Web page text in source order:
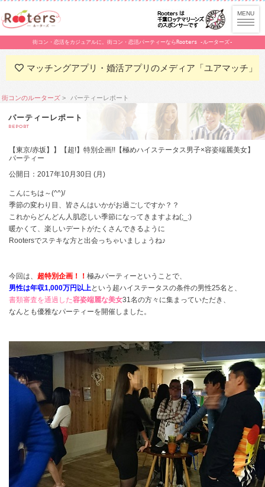
街コン・恋活をカジュアルに。街コン・恋活パーティーならRooters -ルーターズ-
マッチングアプリ・婚活アプリのメディア「ユアマッチ」
街コンのルーターズ パーティーレポート
パーティーレポート
REPORT
【東京/赤坂】】【超!】特別企画!!【極めハイステータス男子×容姿端麗美女】
パーティー
公開日：2017年10月30日 (月)
こんにちは～(^^)/
季節の変わり目、皆さんはいかがお過ごしですか？？
これからどんどん人肌恋しい季節になってきますよね(;_:)
暖かくて、楽しいデートがたくさんできるように
Rootersでステキな方と出会っちゃいましょうね♪
今回は、 超特別企画！！ 極みパーティーということで、
男性は年収1,000万円以上という超ハイステータスの条件の男性25名と、
書類審査を通過した容姿端麗な美女31名の方々に集まっていただき、
なんとも優雅なパーティーを開催しました。